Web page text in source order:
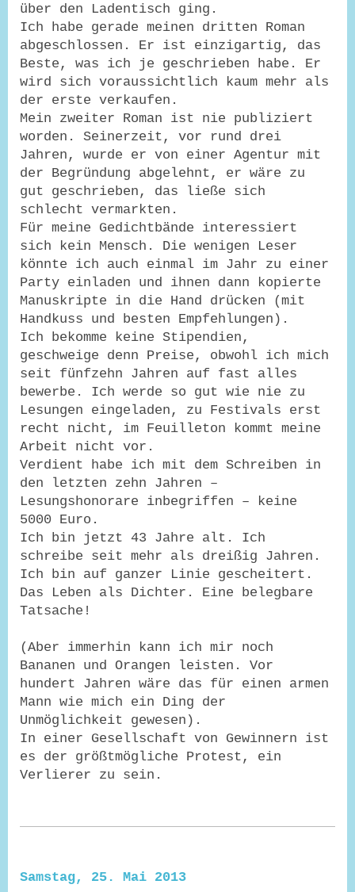
über den Ladentisch ging.
Ich habe gerade meinen dritten Roman
abgeschlossen. Er ist einzigartig, das
Beste, was ich je geschrieben habe. Er
wird sich voraussichtlich kaum mehr als
der erste verkaufen.
Mein zweiter Roman ist nie publiziert
worden. Seinerzeit, vor rund drei
Jahren, wurde er von einer Agentur mit
der Begründung abgelehnt, er wäre zu
gut geschrieben, das ließe sich
schlecht vermarkten.
Für meine Gedichtbände interessiert
sich kein Mensch. Die wenigen Leser
könnte ich auch einmal im Jahr zu einer
Party einladen und ihnen dann kopierte
Manuskripte in die Hand drücken (mit
Handkuss und besten Empfehlungen).
Ich bekomme keine Stipendien,
geschweige denn Preise, obwohl ich mich
seit fünfzehn Jahren auf fast alles
bewerbe. Ich werde so gut wie nie zu
Lesungen eingeladen, zu Festivals erst
recht nicht, im Feuilleton kommt meine
Arbeit nicht vor.
Verdient habe ich mit dem Schreiben in
den letzten zehn Jahren –
Lesungshonorare inbegriffen – keine
5000 Euro.
Ich bin jetzt 43 Jahre alt. Ich
schreibe seit mehr als dreißig Jahren.
Ich bin auf ganzer Linie gescheitert.
Das Leben als Dichter. Eine belegbare
Tatsache!
(Aber immerhin kann ich mir noch
Bananen und Orangen leisten. Vor
hundert Jahren wäre das für einen armen
Mann wie mich ein Ding der
Unmöglichkeit gewesen).
In einer Gesellschaft von Gewinnern ist
es der größtmögliche Protest, ein
Verlierer zu sein.
Samstag, 25. Mai 2013